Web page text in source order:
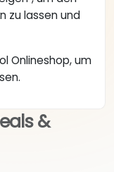
zu lassen und
Onlineshop, um
&